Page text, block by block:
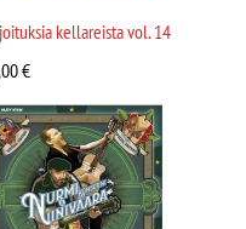
kellareista vol. 14
€